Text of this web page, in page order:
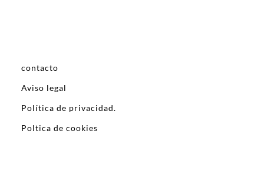
contacto
Aviso legal
Política de privacidad.
Poltica de cookies